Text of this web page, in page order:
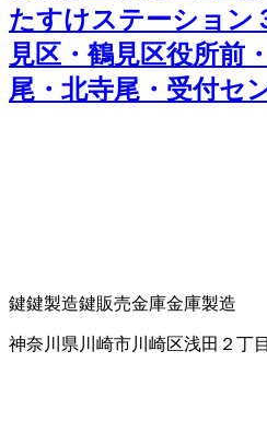
たすけステーション
見区・鶴見区役所前
尾・北寺尾・受付セ
鍵鍵製造鍵販売金庫金庫製造
神奈川県川崎市川崎区浅田２丁